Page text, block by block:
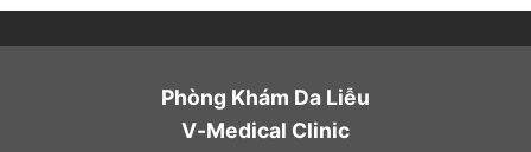
Phòng Khám Da Liễu
V-Medical Clinic